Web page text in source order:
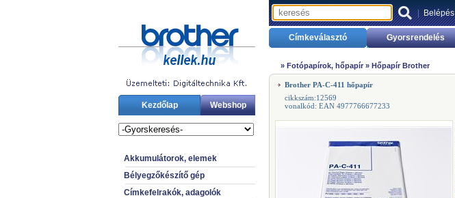
Kezdőlap Webshop
Akkumulátorok, elemek
Bélyegzőkészítő gép
Címkefelrakók, adagolók
|Belépés
Címkeválasztó Gyorsrendelés
» Fotópapírok, hőpapír » Hőpapír Brother
Brother PA-C-411 hőpapír
cikkszám:12569
vonalkód: EAN 4977766677233